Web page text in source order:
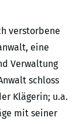
verstorbene
eine
Verwaltung
schloss
Klägerin; u.a.
mit seiner